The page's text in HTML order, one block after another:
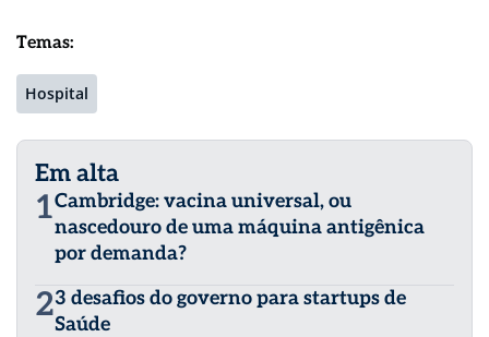
Temas:
Hospital
Em alta
1Cambridge: vacina universal, ou
nascedouro de uma máquina antigênica
por demanda?
23 desafios do governo para startups de
Saúde